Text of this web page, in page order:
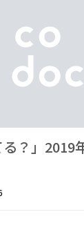
る？」2019